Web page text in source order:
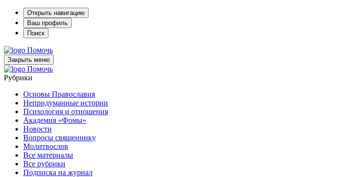
Открыть навигацию
Ваш профиль
Поиск
Помочь
Закрыть меню
Помочь
Рубрики
Основы Православия
Непридуманные истории
Психология и отношения
Академия «Фомы»
Новости
Вопросы священнику
Молитвослов
Все материалы
Все рубрики
Подписка на журнал